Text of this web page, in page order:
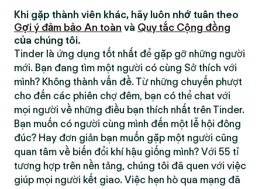
Khi gặp thành viên khác, hãy luôn nhớ tuân theo
Gợi ý đảm bảo An toàn và Quy tắc Cộng đồng
của chúng tôi.
Tinder là ứng dụng tốt nhất để gặp gỡ những người
mới. Bạn đang tìm một người có cùng Sở thích với
mình? Không thành vấn đề. Từ những chuyến phượt
cho đến các phiên chợ đêm, bạn có thể chat với
mọi người về những điều bạn thích nhất trên Tinder.
Bạn muốn có người cùng mình đến một lễ hội đông
đúc? Hay đơn giản bạn muốn gặp một người cũng
quan tâm về biến đổi khí hậu giống mình? Với 55 tỉ
tương hợp trên nền tảng, chúng tôi đã quen với việc
giúp mọi người kết giao. Việc hẹn hò qua mạng đã